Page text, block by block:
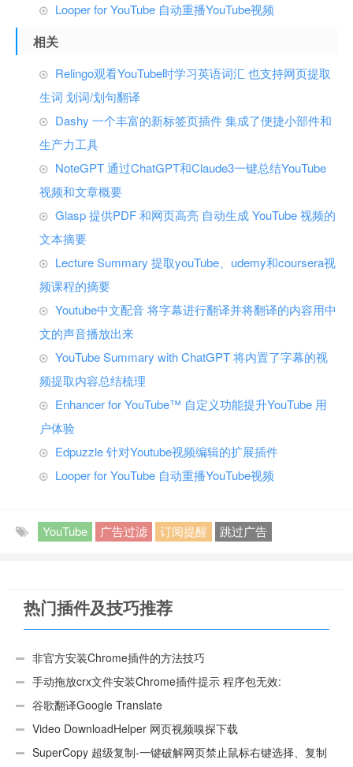
Looper for YouTube 自动重播YouTube视频
相关
Relingo观看YouTube时学习英语词汇 也支持网页提取
生词 划词/划句翻译
Dashy 一个丰富的新标签页插件 集成了便捷小部件和
生产力工具
NoteGPT 通过ChatGPT和Claude3一键总结YouTube
视频和文章概要
Glasp 提供PDF 和网页高亮 自动生成 YouTube 视频的
文本摘要
Lecture Summary 提取youTube、udemy和coursera视
频课程的摘要
Youtube中文配音 将字幕进行翻译并将翻译的内容用中
文的声音播放出来
YouTube Summary with ChatGPT 将内置了字幕的视
频提取内容总结梳理
Enhancer for YouTube™ 自定义功能提升YouTube 用
户体验
Edpuzzle 针对Youtube视频编辑的扩展插件
Looper for YouTube 自动重播YouTube视频
YouTube 广告过滤 订阅提醒 跳过广告
热门插件及技巧推荐
非官方安装Chrome插件的方法技巧
手动拖放crx文件安装Chrome插件提示 程序包无效:
“CEX_HEADER_INVALID”的解决办法
谷歌翻译Google Translate
Video DownloadHelper 网页视频嗅探下载
SuperCopy 超级复制-一键破解网页禁止鼠标右键选择、复制